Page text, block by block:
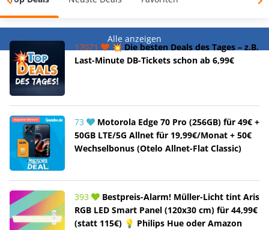
Alle anzeigen
17071
💥 Die besten Deals des Tages – z.B.
Last-Minute DB-Tickets schon ab 6,99€
73
Motorola Edge 70 Pro (256GB) für 49€ +
50GB LTE/5G Allnet für 19,99€/Monat + 50€
Wechselbonus (Otelo Allnet-Flat Classic)
393
Bestpreis-Alarm! Müller-Licht tint Aris
RGB LED Smart Panel (120x30 cm) für 44,99€
(statt 115€) 💡 Philips Hue oder Amazon